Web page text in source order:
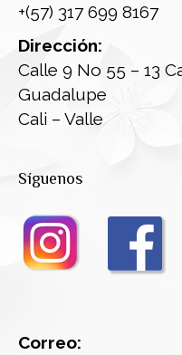
+(57) 317 699 8167
Dirección:
Calle 9 No 55 – 13
Guadalupe
Cali – Valle
Síguenos
Correo: